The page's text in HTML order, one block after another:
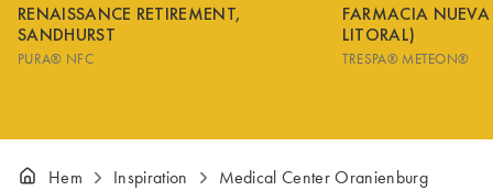
RENAISSANCE RETIREMENT,
SANDHURST
PURA® NFC
FARMACIA
LITORAL)
TRESPA® METEON®
Hem Inspiration Medical Center Oranienburg